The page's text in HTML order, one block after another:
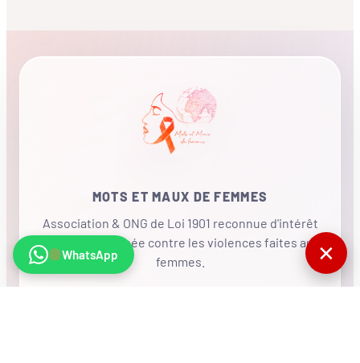
MOTS ET MAUX DE FEMMES
Association & ONG de Loi 1901 reconnue d'intérêt
général, mobilisée contre les violences faites aux
femmes.
WhatsApp ✕